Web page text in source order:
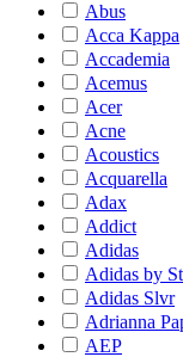
Abus
Acca Kappa
Accademia
Acemus
Acer
Acne
Acoustics
Acquarella
Adax
Addict
Adidas
Adidas by
Adidas Slvr
Adrianna
AEP